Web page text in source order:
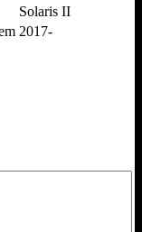
Solaris II
2017-